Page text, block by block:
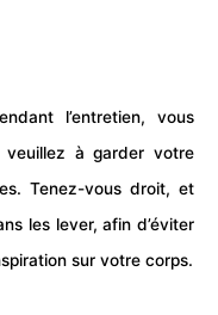
l’entretien, vous
à garder votre
Tenez-vous droit, et
les lever, afin d’éviter
sur votre corps.